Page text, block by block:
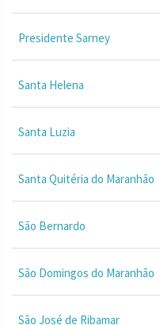
Presidente Sarney
Santa Helena
Santa Luzia
Santa Quitéria do Maranhão
São Bernardo
São Domingos do Maranhão
São José de Ribamar